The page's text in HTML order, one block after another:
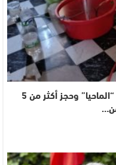
الداخلة.. تفكيك منزل سري لتصنيع “الماحيا” وحجز أكثر من 5